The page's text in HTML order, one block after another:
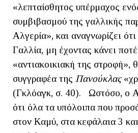
«λεπταίσθητος υπέρμαχος
συμβιβασμού της γαλλικής
Αλγερία», και αναγνωρίζει
Γαλλία, μη έχοντας κάνει
«αντιακοικιακή της στροφή»,
συγγραφέα της Πανούκλας
(Γκλόαγκ, σ. 40). Ωστόσο, ο
ότι όλα τα υπόλοιπα που
στον Καμύ, στα κεφάλαια 3